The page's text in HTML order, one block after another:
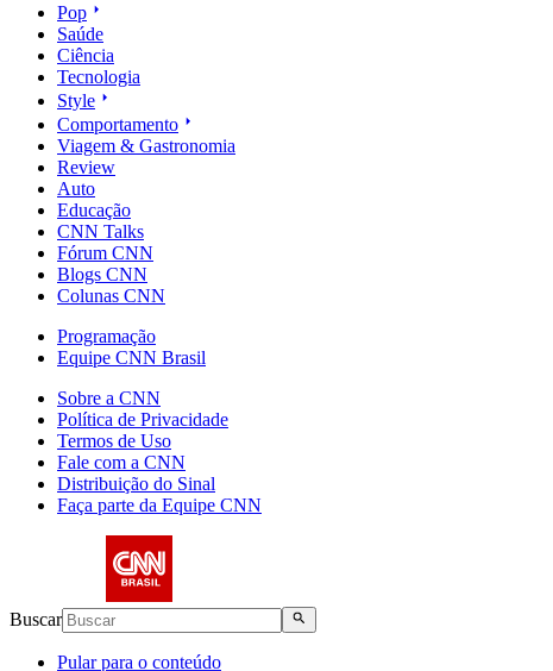
Pop
Saúde
Ciência
Tecnologia
Style
Comportamento
Viagem & Gastronomia
Review
Auto
Educação
CNN Talks
Fórum CNN
Blogs CNN
Colunas CNN
Programação
Equipe CNN Brasil
Sobre a CNN
Política de Privacidade
Termos de Uso
Fale com a CNN
Distribuição do Sinal
Faça parte da Equipe CNN
Buscar
Pular para o conteúdo